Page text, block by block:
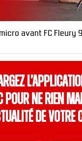
avant FC Fleury
pour ne rien
de votre